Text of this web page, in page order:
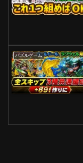
パズルゲーム